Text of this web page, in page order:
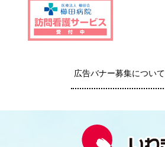
広告バナー募集について